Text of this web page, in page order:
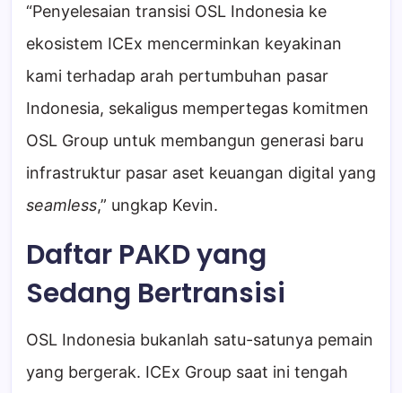
“Penyelesaian transisi OSL Indonesia ke
ekosistem ICEx mencerminkan keyakinan
kami terhadap arah pertumbuhan pasar
Indonesia, sekaligus mempertegas komitmen
OSL Group untuk membangun generasi baru
infrastruktur pasar aset keuangan digital yang
seamless,” ungkap Kevin.
Daftar PAKD yang
Sedang Bertransisi
OSL Indonesia bukanlah satu-satunya pemain
yang bergerak. ICEx Group saat ini tengah